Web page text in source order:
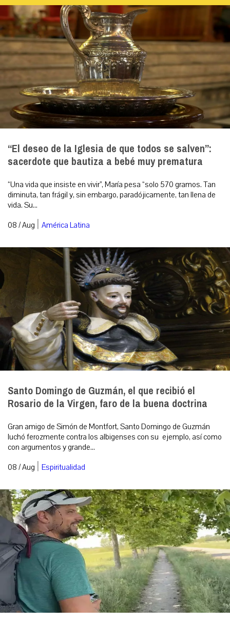
“El deseo de la Iglesia de que todos se salven”:
sacerdote que bautiza a bebé muy prematura
“Una vida que insiste en vivir”, María pesa “solo 570 gramos. Tan
diminuta, tan frágil y, sin embargo, paradójicamente, tan llena de
vida. Su...
08 / Aug | América Latina
Santo Domingo de Guzmán, el que recibió el
Rosario de la Virgen, faro de la buena doctrina
Gran amigo de Simón de Montfort, Santo Domingo de Guzmán
luchó ferozmente contra los albigenses con su ejemplo, así como
con argumentos y grande...
08 / Aug | Espiritualidad